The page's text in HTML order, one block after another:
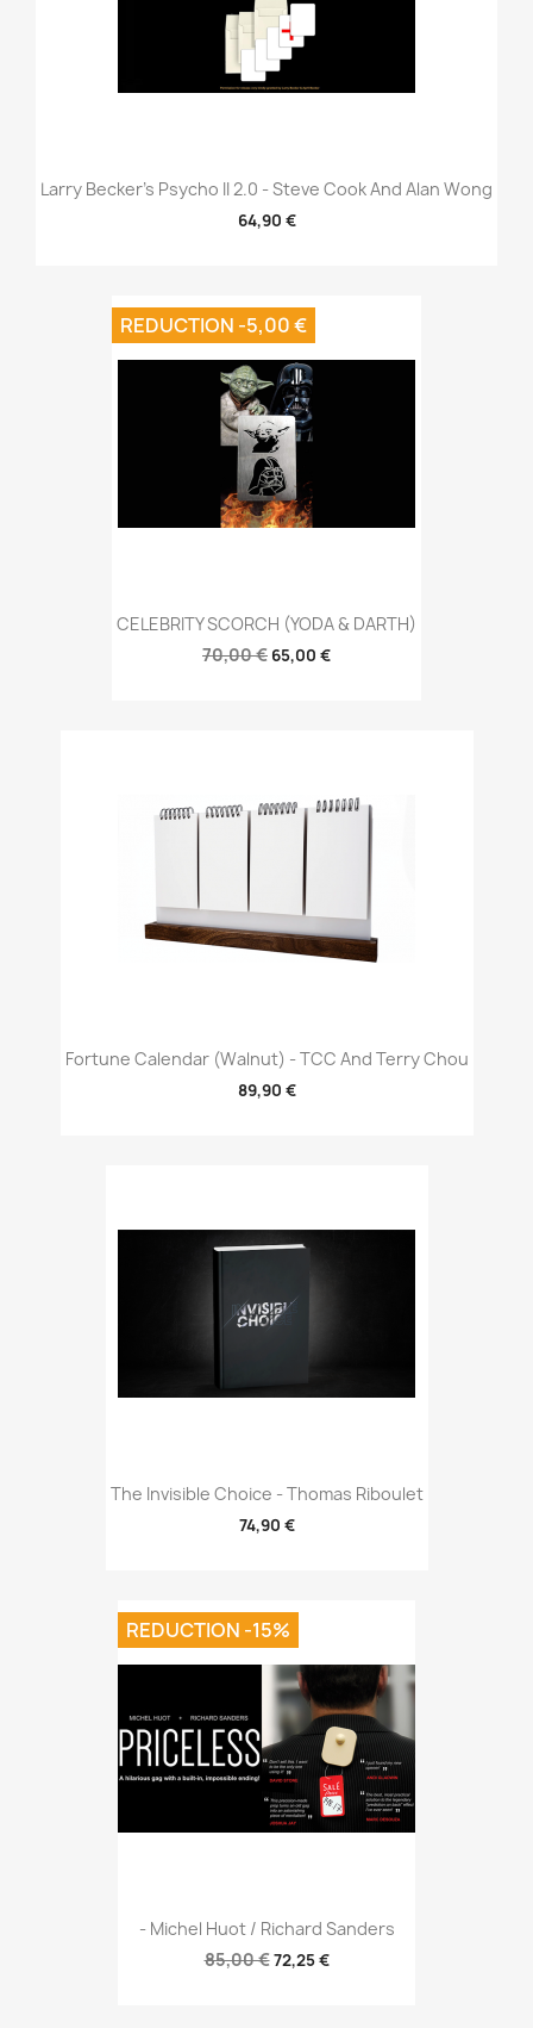
Larry Becker's Psycho II 2.0 - Steve Cook And Alan Wong
64,90 €
CELEBRITY SCORCH (YODA & DARTH)
70,00 € 65,00 €
REDUCTION -5,00 €
Fortune Calendar (Walnut) - TCC And Terry Chou
89,90 €
The Invisible Choice - Thomas Riboulet
74,90 €
- Michel Huot / Richard Sanders
85,00 €72,25 €
REDUCTION -15%